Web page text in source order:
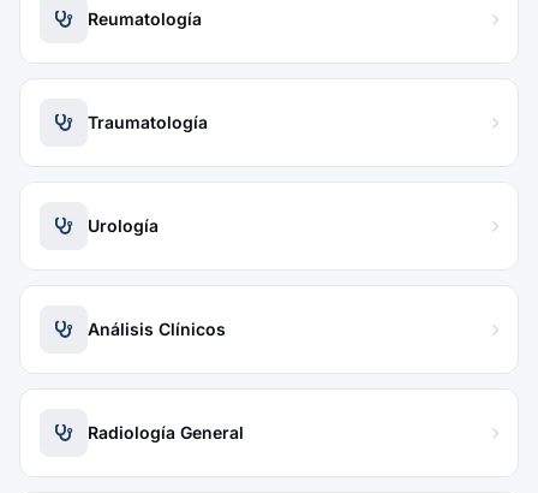
Reumatología
Traumatología
Urología
Análisis Clínicos
Radiología General